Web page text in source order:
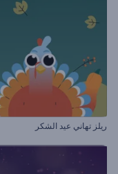
ريلز تهاني عيد الشكر